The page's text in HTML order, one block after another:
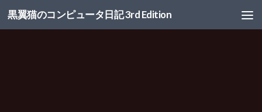
コンテンツへスキップ
黒翼猫のコンピュータ日記 3rd Edition